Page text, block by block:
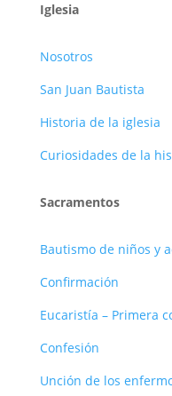
Iglesia
Nosotros
San Juan Bautista
Historia de la iglesia
Curiosidades de la
Sacramentos
Bautismo de niños y
Confirmación
Eucaristía – Primera
Confesión
Unción de los